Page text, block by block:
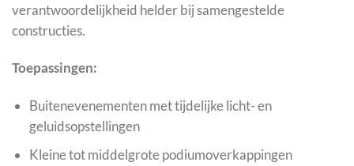
verantwoordelijkheid helder bij samengestelde
constructies.
Toepassingen:
Buitenevenementen met tijdelijke licht- en
geluidsopstellingen
Kleine tot middelgrote podiumoverkappingen